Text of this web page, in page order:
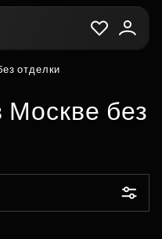
отделки
Москве без